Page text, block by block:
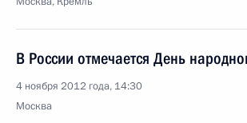
В России отмечается День
4 ноября 2012 года, 14:30
Москва